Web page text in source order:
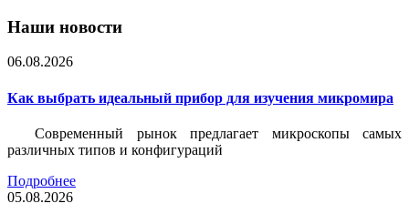
Наши новости
06.08.2026
Как выбрать идеальный прибор для изучения микромира
Современный рынок предлагает микроскопы самых
различных типов и конфигураций
Подробнее
05.08.2026